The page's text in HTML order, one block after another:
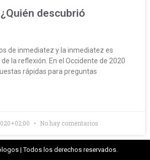
descubrió
de inmediatez y la inmediatez es
la reflexión. En el Occidente de 2020
rápidas para preguntas
No hay comentarios
| Todos los derechos reservados.